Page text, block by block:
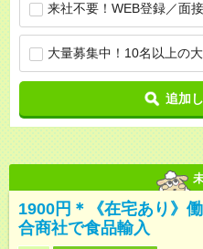
来社不要！WEB登録／面
大量募集中！10名以上の
追加
1900円＊《在宅あり》
合商社で食品輸入